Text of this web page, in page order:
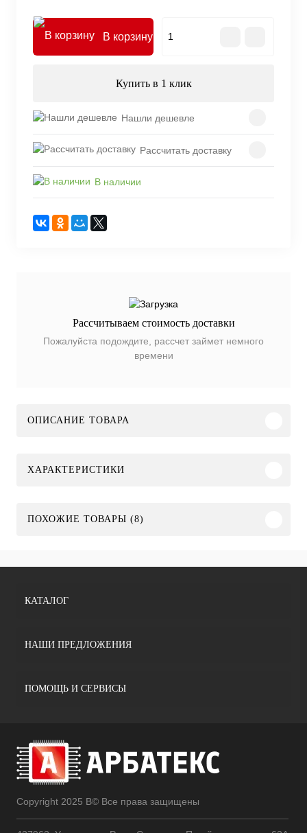
В корзину
Купить в 1 клик
Нашли дешевле
Рассчитать доставку
В наличии
Рассчитываем стоимость доставки
Пожалуйста подождите, рассчет займет немного
времени
ОПИСАНИЕ ТОВАРА
ХАРАКТЕРИСТИКИ
ПОХОЖИЕ ТОВАРЫ (8)
КАТАЛОГ
НАШИ ПРЕДЛОЖЕНИЯ
ПОМОЩЬ И СЕРВИСЫ
Copyright 2025 В© Все права защищены